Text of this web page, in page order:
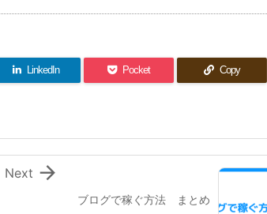
LinkedIn Pocket Copy
ブログで稼ぐ方法 まとめ

Next